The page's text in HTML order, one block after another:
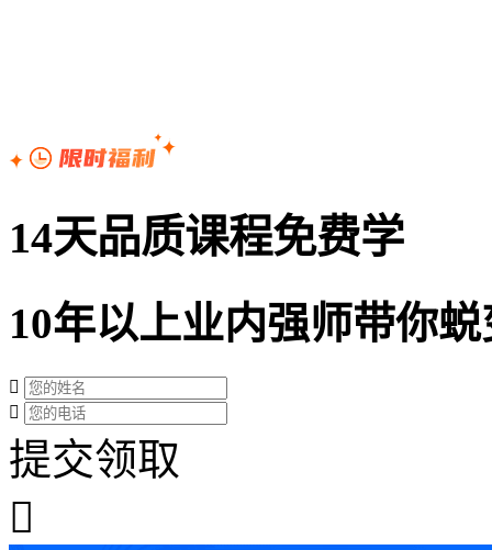
14天品质课程免费学
10年以上业内强师带你
提交领取